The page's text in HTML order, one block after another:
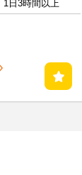
1日3時間以上